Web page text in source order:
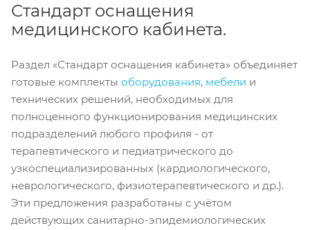
Стандарт оснащения
медицинского кабинета.
Раздел «Стандарт оснащения кабинета» объединяет
готовые комплекты оборудования, мебели и
технических решений, необходимых для
полноценного функционирования медицинских
подразделений любого профиля - от
терапевтического и педиатрического до
узкоспециализированных (кардиологического,
неврологического, физиотерапевтического и др.).
Эти предложения разработаны с учётом
действующих санитарно-эпидемиологических